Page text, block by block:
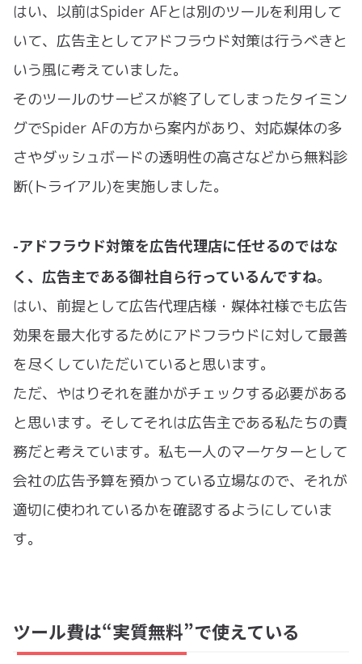
はい、以前はSpider AFとは別のツールを利用して
いて、広告主としてアドフラウド対策は行うべきと
いう風に考えていました。
そのツールのサービスが終了してしまったタイミン
グでSpider AFの方から案内があり、対応媒体の多
さやダッシュボードの透明性の高さなどから無料診
断(トライアル)を実施しました。
-アドフラウド対策を広告代理店に任せるのではな
く、広告主である御社自ら行っているんですね。
はい、前提として広告代理店様・媒体社様でも広告
効果を最大化するためにアドフラウドに対して最善
を尽くしていただいていると思います。
ただ、やはりそれを誰かがチェックする必要がある
と思います。そしてそれは広告主である私たちの責
務だと考えています。私も一人のマーケターとして
会社の広告予算を預かっている立場なので、それが
適切に使われているかを確認するようにしていま
す。
ツール費は“実質無料”で使えている